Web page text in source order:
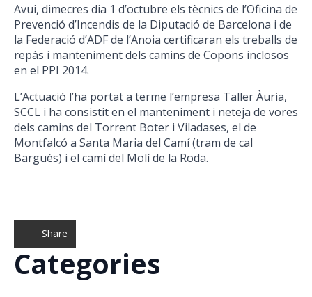
Avui, dimecres dia 1 d’octubre els tècnics de l’Oficina de
Prevenció d’Incendis de la Diputació de Barcelona i de
la Federació d’ADF de l’Anoia certificaran els treballs de
repàs i manteniment dels camins de Copons inclosos
en el PPI 2014.
L’Actuació l’ha portat a terme l’empresa Taller Àuria,
SCCL i ha consistit en el manteniment i neteja de vores
dels camins del Torrent Boter i Viladases, el de
Montfalcó a Santa Maria del Camí (tram de cal
Bargués) i el camí del Molí de la Roda.
Share
Categories